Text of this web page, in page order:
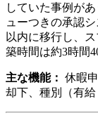
していた事例が
ューつきの承認
以内に移行し、
築時間は約3時間
主な機能： 休暇
却下、種別（有